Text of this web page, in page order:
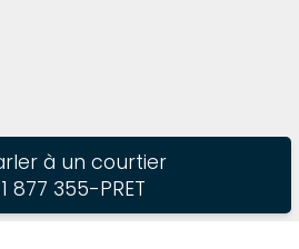
à un courtier
1 877 355-PRET